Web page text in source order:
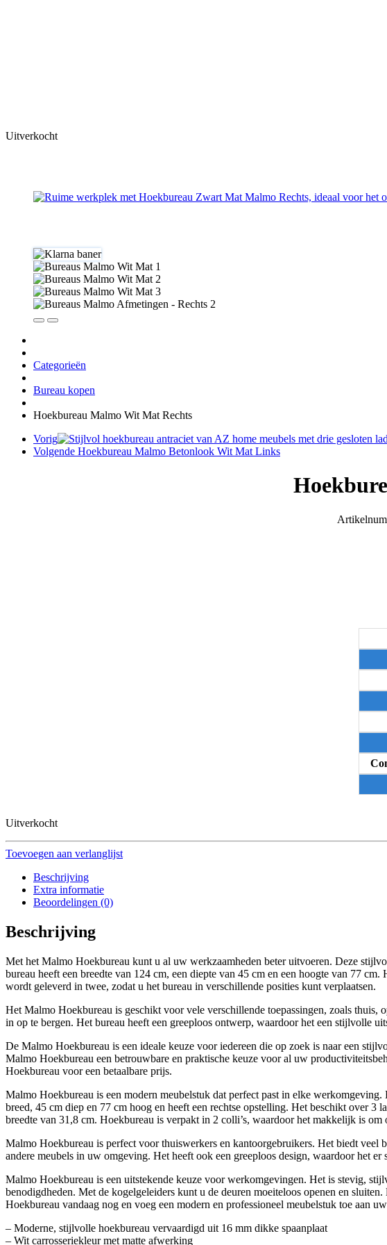
Uitverkocht
Categorieën
Bureau kopen
Hoekbureau Malmo Wit Mat Rechts
Vorig
Volgende Hoekbureau Malmo Betonlook Wit Mat Links
Uitverkocht
Toevoegen aan verlanglijst
Beschrijving
Extra informatie
Beoordelingen (0)
Beschrijving
Met het Malmo Hoekbureau kunt u al uw werkzaamheden beter uitvoeren. Deze
bureau heeft een breedte van 124 cm, een diepte van 45 cm en een hoogte van 77
wordt geleverd in twee, zodat u het bureau in verschillende posities kunt verplaatsen.
Het Malmo Hoekbureau is geschikt voor vele verschillende toepassingen, zoals
in op te bergen. Het bureau heeft een greeploos ontwerp, waardoor het een stijlvolle
De Malmo Hoekbureau is een ideale keuze voor iedereen die op zoek is naar een
Malmo Hoekbureau een betrouwbare en praktische keuze voor al uw
Hoekbureau voor een betaalbare prijs.
Malmo Hoekbureau is een modern meubelstuk dat perfect past in elke
breed, 45 cm diep en 77 cm hoog en heeft een rechtse opstelling. Het beschikt over 3
breedte van 31,8 cm. Hoekbureau is verpakt in 2 colli’s, waardoor het makkelijk is om
Malmo Hoekbureau is perfect voor thuiswerkers en kantoorgebruikers. Het biedt
andere meubels in uw omgeving. Het heeft ook een greeploos design, waardoor het
Malmo Hoekbureau is een uitstekende keuze voor werkomgevingen. Het is stevig,
benodigdheden. Met de kogelgeleiders kunt u de deuren moeiteloos openen en
Hoekbureau vandaag nog en voeg een modern en professioneel meubelstuk toe aan
– Moderne, stijlvolle hoekbureau vervaardigd uit 16 mm dikke spaanplaat
– Wit carrosseriekleur met matte afwerking